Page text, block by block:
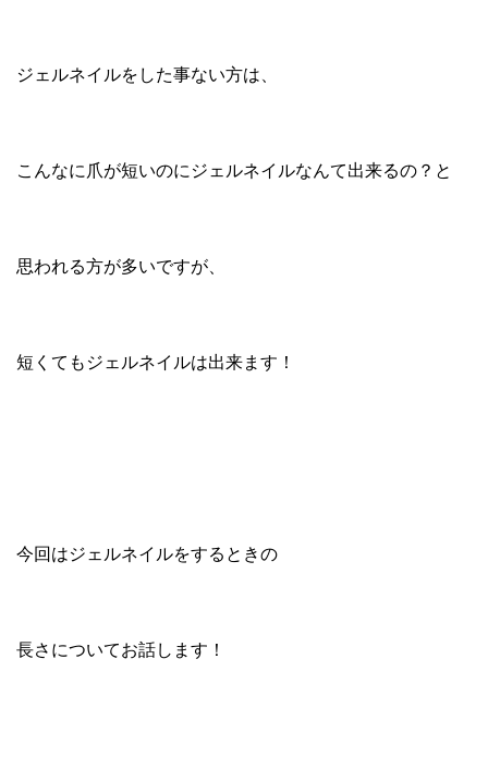
ジェルネイルをした事ない方は、
こんなに爪が短いのにジェルネイルなんて出来るの？と
思われる方が多いですが、
短くてもジェルネイルは出来ます！
今回はジェルネイルをするときの
長さについてお話します！